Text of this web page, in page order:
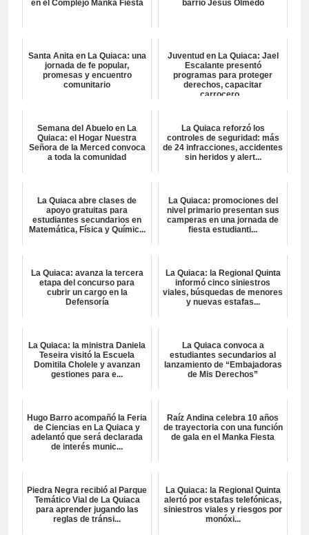
en el Complejo Manka Fiesta barrio Jesús Olmedo
Santa Anita en La Quiaca: una
jornada de fe popular,
promesas y encuentro
comunitario
Juventud en La Quiaca: Jael
Escalante presentó
programas para proteger
derechos, capacitar
carrocero...
Semana del Abuelo en La
Quiaca: el Hogar Nuestra
Señora de la Merced convoca
a toda la comunidad
La Quiaca reforzó los
controles de seguridad: más
de 24 infracciones, accidentes
sin heridos y alert...
La Quiaca abre clases de
apoyo gratuitas para
estudiantes secundarios en
Matemática, Física y Químic...
La Quiaca: promociones del
nivel primario presentan sus
camperas en una jornada de
fiesta estudianti...
La Quiaca: avanza la tercera
etapa del concurso para
cubrir un cargo en la
Defensoría
La Quiaca: la Regional Quinta
informó cinco siniestros
viales, búsquedas de menores
y nuevas estafas...
La Quiaca: la ministra Daniela
Teseira visitó la Escuela
Domitila Cholele y avanzan
gestiones para e...
La Quiaca convoca a
estudiantes secundarios al
lanzamiento de “Embajadoras
de Mis Derechos”
Hugo Barro acompañó la Feria
de Ciencias en La Quiaca y
adelantó que será declarada
de interés munic...
Raíz Andina celebra 10 años
de trayectoria con una función
de gala en el Manka Fiesta
Piedra Negra recibió al Parque
Temático Vial de La Quiaca
para aprender jugando las
reglas de tránsi...
La Quiaca: la Regional Quinta
alertó por estafas telefónicas,
siniestros viales y riesgos por
monóxi...